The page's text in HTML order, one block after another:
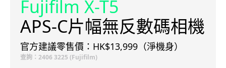
Fujifilm X-T5
APS-C片幅無反數碼相機
官方建議零售價：HK$13,999（淨機身）
查詢：2406 3225 (Fujifilm)